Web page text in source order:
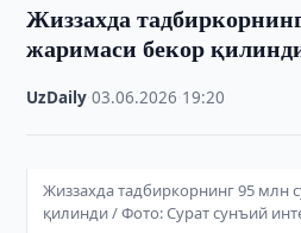
Жиззахда
жаримаси бекор
UzDaily ·03.06.2026 19:20
Жиззахда тадбиркорнинг 95 млн
қилинди / Фото: Сурат сунъий